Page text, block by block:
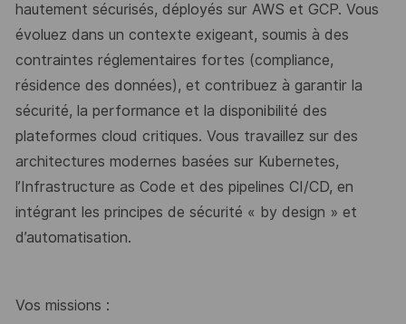
hautement sécurisés, déployés sur AWS et GCP. Vous
évoluez dans un contexte exigeant, soumis à des
contraintes réglementaires fortes (compliance,
résidence des données), et contribuez à garantir la
sécurité, la performance et la disponibilité des
plateformes cloud critiques. Vous travaillez sur des
architectures modernes basées sur Kubernetes,
l’Infrastructure as Code et des pipelines CI/CD, en
intégrant les principes de sécurité « by design » et
d’automatisation.
Vos missions :